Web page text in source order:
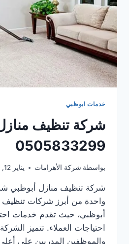
خدمات ابوظبي
شركة تنظيف
0505833299
بواسطة شركة الأهرامات يناير 12, 2025
شركة تنظيف منازل أبوظبي
واحدة من أبرز شركات تنظيف
أبوظبي، حيث تقدم خدمات
احتياجات العملاء. تتميز
والموظفين المدربين على